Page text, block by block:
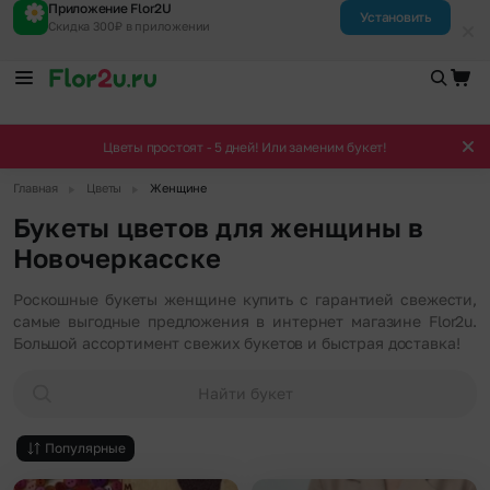
Приложение Flor2U
Скидка 300₽ в приложении
Установить
Цветы простоят - 5 дней! Или заменим букет!
Главная Цветы Женщине
Букеты цветов для женщины в
Новочеркасске
Роскошные букеты женщине купить с гарантией свежести,
самые выгодные предложения в интернет магазине Flor2u.
Большой ассортимент свежих букетов и быстрая доставка!
Найти букет
Популярные